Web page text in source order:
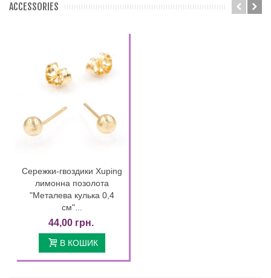
ACCESSORIES
Сережки-гвоздики Xuping
лимонна позолота
"Металева кулька 0,4
см"...
44,00 грн.
В КОШИК